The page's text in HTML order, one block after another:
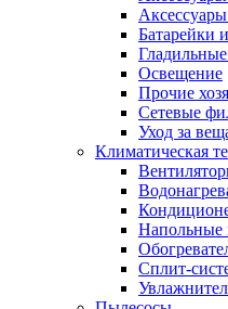
Батарейки
Освещение
Прочие
Сетевые
Уход за
Климатическая
Напольные
Сплит-